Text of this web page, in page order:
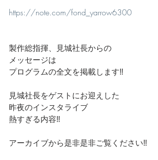
https://note.com/fond_yarrow6300
製作総指揮、見城社長からの
メッセージは
プログラムの全文を掲載します‼️
見城社長をゲストにお迎えした
昨夜のインスタライブ
熱すぎる内容‼️
アーカイブから是非是非ご覧ください‼️